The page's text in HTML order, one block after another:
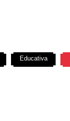
Educativa